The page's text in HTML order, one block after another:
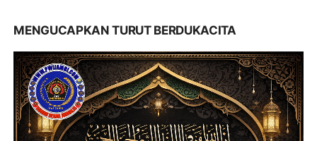
MENGUCAPKAN TURUT BERDUKACITA